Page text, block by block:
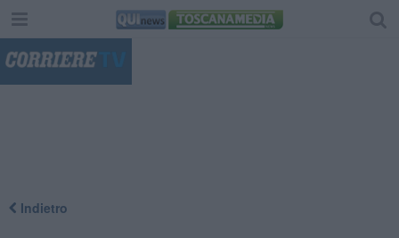
Indietro